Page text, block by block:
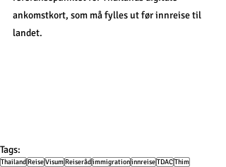
ankomstkort, som må fylles ut før innreise til
landet.
Tags:
Thailand ReiseVisum ReiserådimmigrationinnreiseTDACThim